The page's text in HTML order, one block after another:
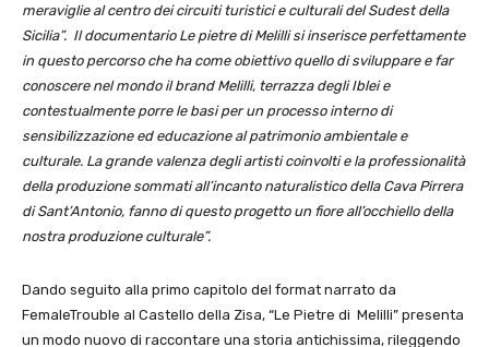
meraviglie al centro dei circuiti turistici e culturali del Sudest della
Sicilia”. Il documentario Le pietre di Melilli si inserisce perfettamente
in questo percorso che ha come obiettivo quello di sviluppare e far
conoscere nel mondo il brand Melilli, terrazza degli Iblei e
contestualmente porre le basi per un processo interno di
sensibilizzazione ed educazione al patrimonio ambientale e
culturale. La grande valenza degli artisti coinvolti e la professionalità
della produzione sommati all’incanto naturalistico della Cava Pirrera
di Sant’Antonio, fanno di questo progetto un fiore all’occhiello della
nostra produzione culturale”.
Dando seguito alla primo capitolo del format narrato da
FemaleTrouble al Castello della Zisa, “Le Pietre di Melilli” presenta
un modo nuovo di raccontare una storia antichissima, rileggendo